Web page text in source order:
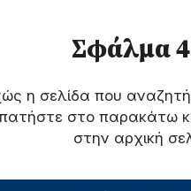
Σφάλμα
η σελίδα που
στο παρακάτω
στην αρχική